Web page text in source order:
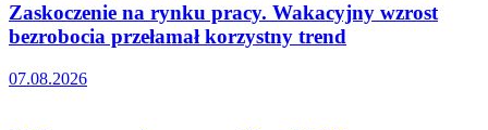
Zaskoczenie na rynku pracy. Wakacyjny wzrost
bezrobocia przełamał korzystny trend
07.08.2026